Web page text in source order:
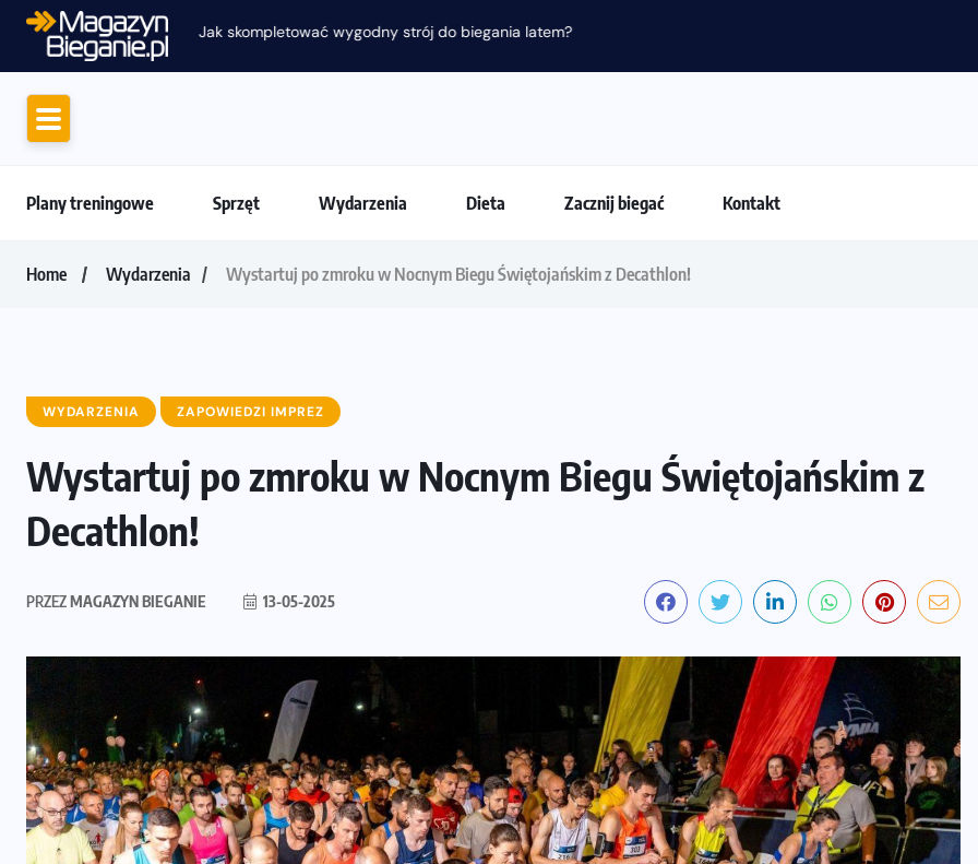
Jak skompletować wygodny strój do biegania latem?
Plany treningowe Sprzęt Wydarzenia Dieta Zacznij biegać Kontakt
Home Wydarzenia Wystartuj po zmroku w Nocnym Biegu Świętojańskim z Decathlon!
WYDARZENIA ZAPOWIEDZI IMPREZ
Wystartuj po zmroku w Nocnym Biegu Świętojańskim z
Decathlon!
PRZEZMAGAZYN BIEGANIE 13-05-2025